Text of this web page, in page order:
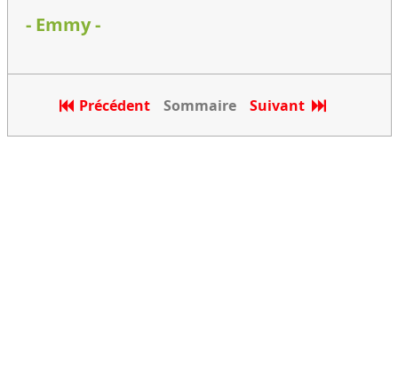
- Emmy -
Précédent Sommaire Suivant